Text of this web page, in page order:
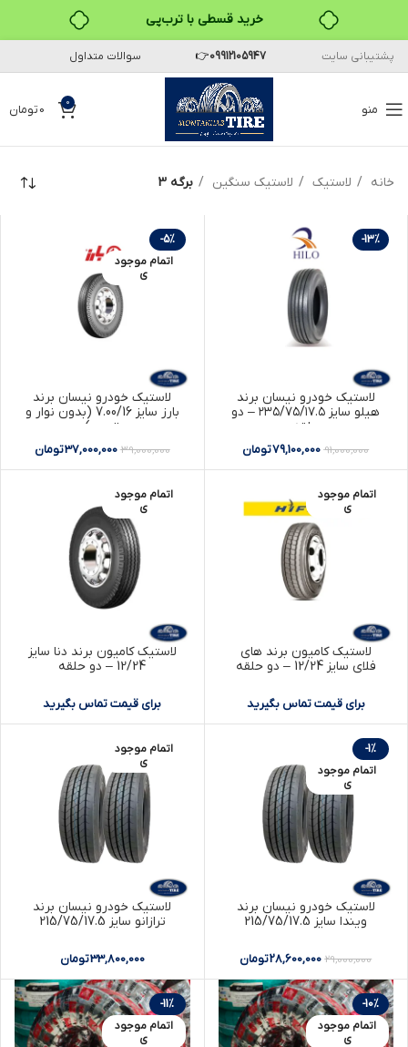
خرید قسطی با ترب‌پی
۴ قسط، بدون کارمزد
بدون ضامن، بدون سود
خرید قسطی با ترب‌پی
پشتیبانی سایت 09912105947
👉 سوالات متداول
منو 0
0تومان
خانه لاستیک لاستیک سنگین برگه 3
-13%
لاستیک خودرو نیسان برند
هیلو سایز ۲۳۵/۷۵/۱۷.۵ – دو
حلقه
91,000,000
79,100,000تومان
-5%
اتمام موجود
ی
لاستیک خودرو نیسان برند
بارز سایز 7.00/16 (بدون نوار و
تیوب)
39,000,000
37,000,000تومان
اتمام موجود
ی
لاستیک کامیون برند های
فلای سایز 12/24 – دو حلقه
برای قیمت تماس بگیرید
اتمام موجود
ی
لاستیک کامیون برند دنا سایز
12/24 – دو حلقه
برای قیمت تماس بگیرید
-1%
اتمام موجود
ی
لاستیک خودرو نیسان برند
ویندا سایز 215/75/17.5
29,000,000
28,600,000تومان
اتمام موجود
ی
لاستیک خودرو نیسان برند
ترازانو سایز 215/75/17.5
33,800,000تومان
-10%
اتمام موجود
ی
-11%
اتمام موجود
ی